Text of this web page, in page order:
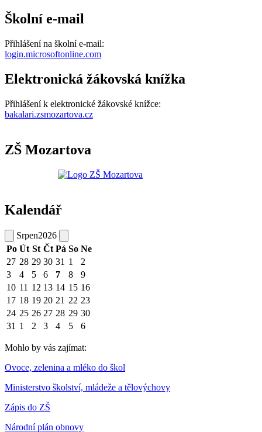
Školní e-mail
Přihlášení na školní e-mail:
login.microsoftonline.com
Elektronická žákovská knížka
Přihlášení k elektronické žákovské knížce:
bakalari.zsmozartova.cz
ZŠ Mozartova
Kalendář
Srpen2026
Po Út St Čt Pá So Ne
27 28 29 30 31 1
2
3
4 5 6 7 8
9
10 11 12 13 14 15 16
17 18 19 20 21 22 23
24 25 26 27 28 29 30
31 1 2 3 4 5 6
Mohlo by vás zajímat:
Ovoce, zelenina a mléko do škol
Ministerstvo školství, mládeže a tělovýchovy
Zápis do ZŠ
Národní plán obnovy